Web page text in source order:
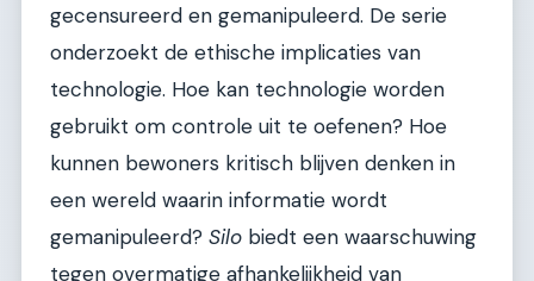
gecensureerd en gemanipuleerd. De serie
onderzoekt de ethische implicaties van
technologie. Hoe kan technologie worden
gebruikt om controle uit te oefenen? Hoe
kunnen bewoners kritisch blijven denken in
een wereld waarin informatie wordt
gemanipuleerd? Silo biedt een waarschuwing
tegen overmatige afhankelijkheid van